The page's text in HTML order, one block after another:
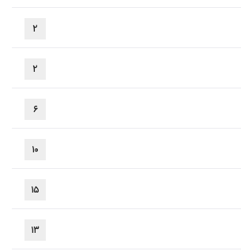
۲
۲
۶
۱۰
۱۵
۱۳